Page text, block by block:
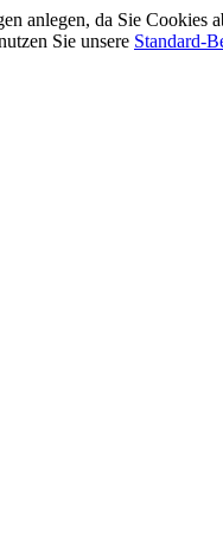
anlegen, da Sie Cookies
Sie unsere Standard-